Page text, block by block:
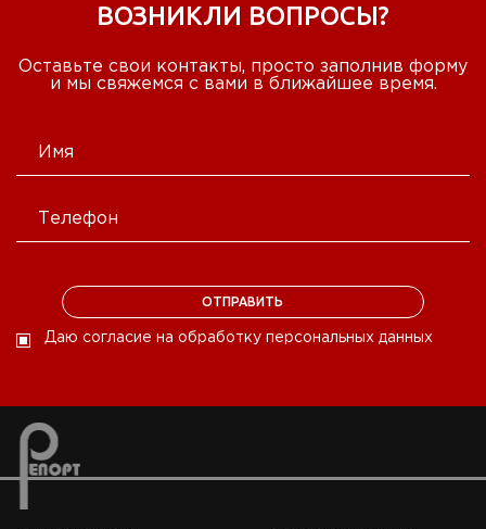
ВОЗНИКЛИ ВОПРОСЫ?
Оставьте свои контакты, просто заполнив форму
и мы свяжемся с вами в ближайшее время.
Даю согласие на обработку персональных данных